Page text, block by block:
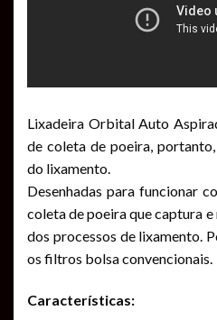
Lixadeira Orbital Auto
de coleta de poeira,
do lixamento.
Desenhadas para funcionar
coleta de poeira que captura
dos processos de lixamento.
os filtros bolsa convencionais.
Características: